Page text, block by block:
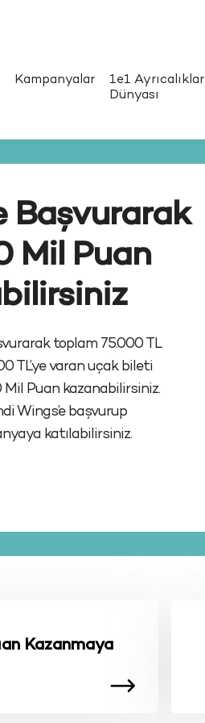
Kampanyalar
1e1 Ayrıcalıklar
Dünyası
Kazan
kazandığınız Mil
bileti alın ister
Kazanmaya